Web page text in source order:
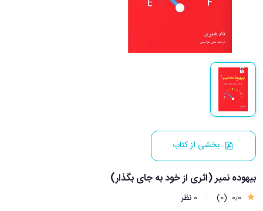
بخشی از کتاب
بیهوده نمیر (اثری از خود به جای بگذار)
0٫0 (0) 0 نظر